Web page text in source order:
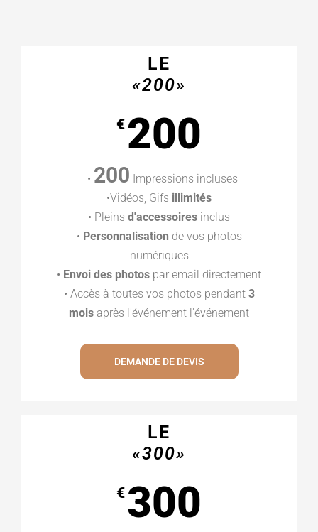
LE
«200»
€200
• 200 Impressions incluses
•Vidéos, Gifs illimités
• Pleins d'accessoires inclus
• Personnalisation de vos photos
numériques
• Envoi des photos par email directement
• Accès à toutes vos photos pendant 3
mois après l'événement l'événement
DEMANDE DE DEVIS
LE
«300»
€300